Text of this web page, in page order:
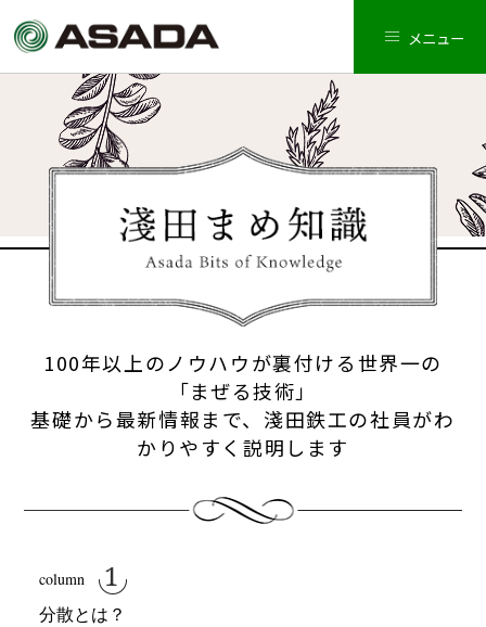
メニュー
100年以上のノウハウが裏付ける世界一の
「まぜる技術」
基礎から最新情報まで、淺田鉄工の社員がわ
かりやすく説明します
分散とは？